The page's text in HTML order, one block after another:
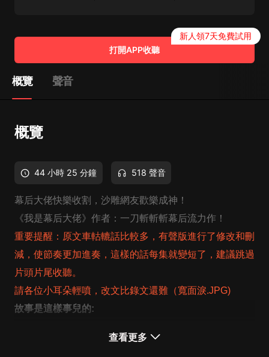
打開APP收聽
新人領7天免費試用
概覽 聲音
概覽
44 小時 25 分鐘 518 聲音
幕后大佬快樂收割，沙雕網友歡樂成神！
《我是幕后大佬》 作者：一刀斬斬斬幕后流力作！
重要提醒：原文車軲轆話比較多，有聲版進行了修改和刪
減，使節奏更加進奏，這樣的話每集就變短了，建議跳過
片頭片尾收聽。
請各位小耳朵輕噴，改文比錄文還難（寬面淚.JPG)
故事是這樣事兒的:
出没於人們的生活中。
查看更多